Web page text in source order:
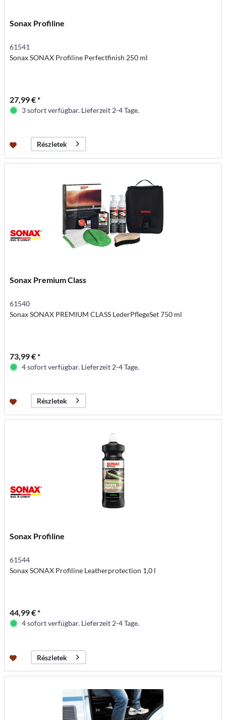
Sonax Profiline
61541
Sonax SONAX Profiline Perfectfinish 250 ml
27,99 € *
3 sofort verfügbar. Lieferzeit 2-4 Tage.
Részletek
Sonax Premium Class
61540
Sonax SONAX PREMIUM CLASS LederPflegeSet 750 ml
73,99 € *
4 sofort verfügbar. Lieferzeit 2-4 Tage.
Részletek
Sonax Profiline
61544
Sonax SONAX Profiline Leatherprotection 1,0 l
44,99 € *
4 sofort verfügbar. Lieferzeit 2-4 Tage.
Részletek